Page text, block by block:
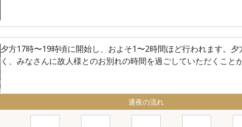
夕方17時〜19時頃に開始し、およそ1〜2時間ほど行われます。
く、みなさんに故人様とのお別れの時間を過ごしていただくこと
通夜の流れ